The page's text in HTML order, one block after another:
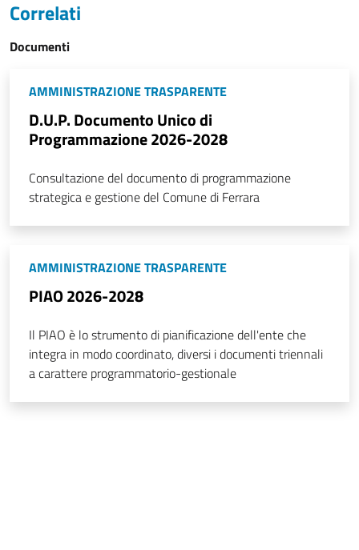
Correlati
Documenti
AMMINISTRAZIONE TRASPARENTE
D.U.P. Documento Unico di
Programmazione 2026-2028
Consultazione del documento di programmazione
strategica e gestione del Comune di Ferrara
AMMINISTRAZIONE TRASPARENTE
PIAO 2026-2028
Il PIAO è lo strumento di pianificazione dell'ente che
integra in modo coordinato, diversi i documenti triennali
a carattere programmatorio-gestionale